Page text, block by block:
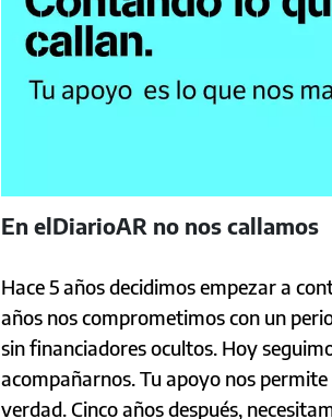
En elDiarioAR no nos callamos
Hace 5 años decidimos empezar a
años nos comprometimos con un
sin financiadores ocultos. Hoy
acompañarnos. Tu apoyo nos
verdad. Cinco años después,